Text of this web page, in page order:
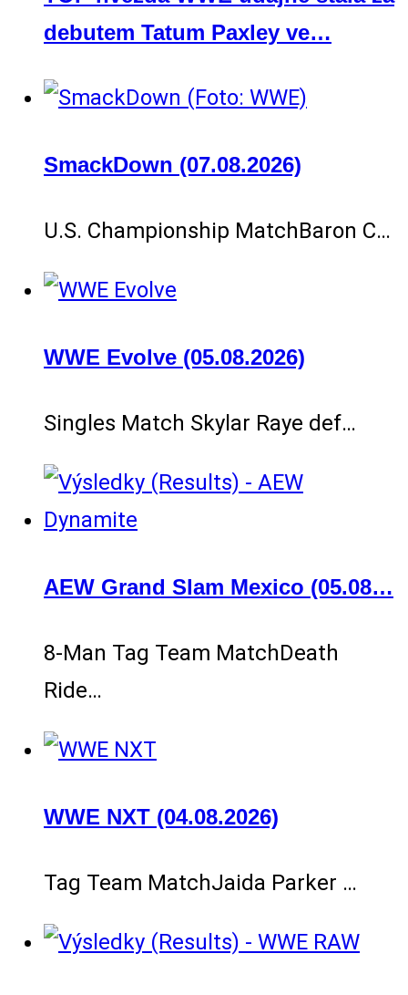
debutem Tatum Paxley ve…
SmackDown (07.08.2026)
U.S. Championship MatchBaron C…
WWE Evolve (05.08.2026)
Singles Match Skylar Raye def…
AEW Grand Slam Mexico (05.08…
8-Man Tag Team MatchDeath
Ride…
WWE NXT (04.08.2026)
Tag Team MatchJaida Parker …